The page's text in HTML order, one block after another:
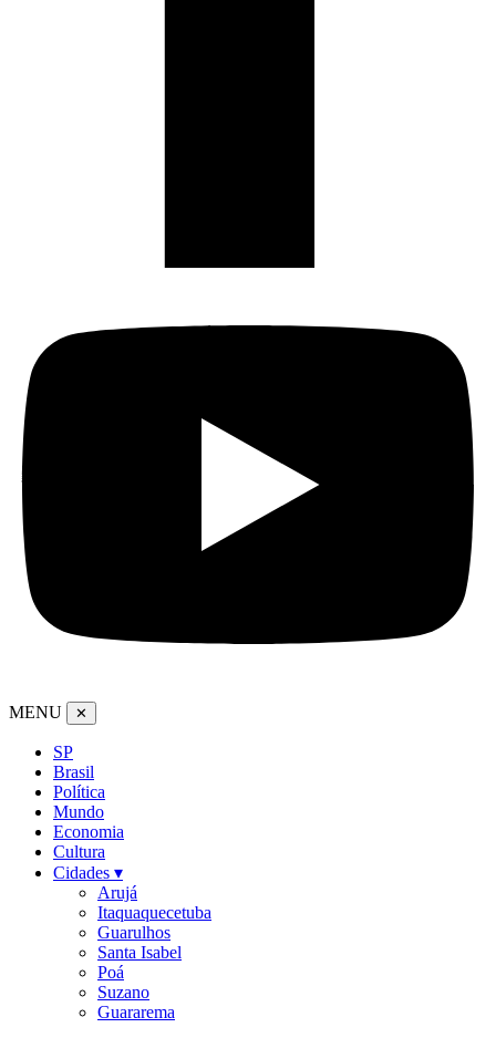
MENU ✕
SP
Brasil
Política
Mundo
Economia
Cultura
Cidades ▾
Arujá
Itaquaquecetuba
Guarulhos
Santa Isabel
Poá
Suzano
Guararema